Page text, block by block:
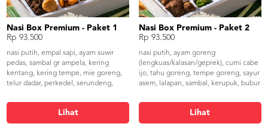
Nasi Box Premium - Paket 1
Rp 93.500
nasi putih, empal sapi, ayam suwir
pedas, sambal gr ampela, kering
kentang, kering tempe, mie goreng,
telur dadar, perkedel, serundeng,
Lihat
Nasi Box Premium - Paket 2
Rp 93.500
nasi putih, ayam goreng
(lengkuas/kalasan/geprek), cumi cabe
ijo, tahu goreng, tempe goreng, sayur
asem, lalapan, sambal, kerupuk, bubur
Lihat